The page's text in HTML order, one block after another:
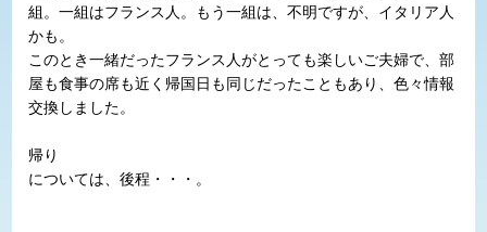
組。一組はフランス人。もう一組は、不明ですが、イタリア人
かも。
このとき一緒だったフランス人がとっても楽しいご夫婦で、部
屋も食事の席も近く帰国日も同じだったこともあり、色々情報
交換しました。
帰り
については、後程・・・。